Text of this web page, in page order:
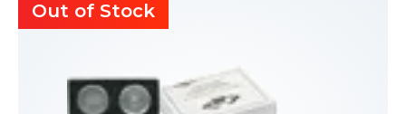
Out of Stock